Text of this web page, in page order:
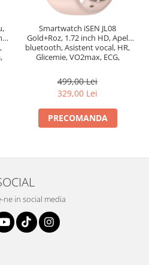
Smartwatch iSEN JL08
Gold+Roz, 1.72 inch HD, Apel
bluetooth, Asistent vocal, HR,
Glicemie, VO2max, ECG,
270mAh
499,00 Lei
329,00 Lei
PRECOMANDA
ne in social media